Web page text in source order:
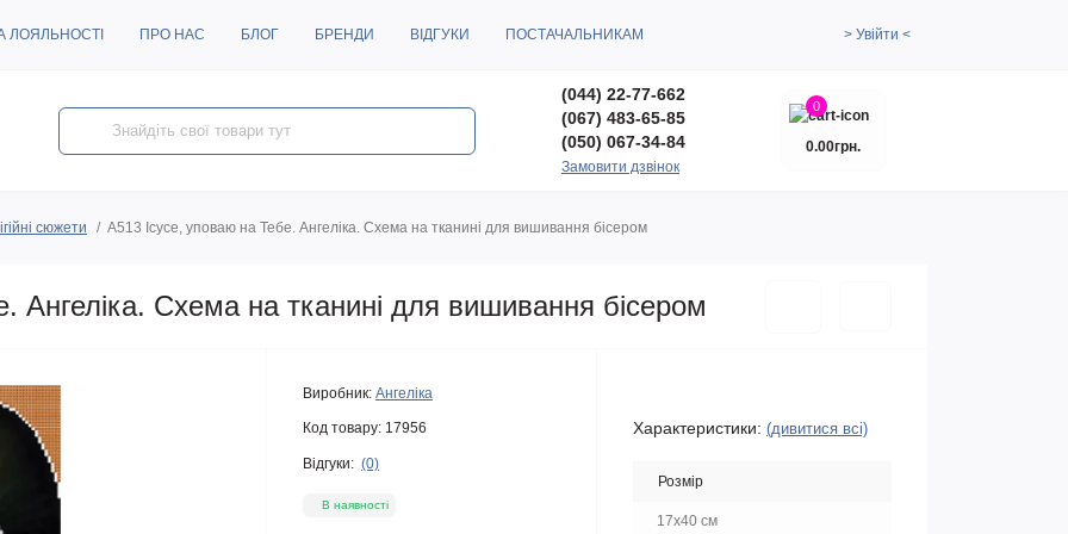
ЛОЯЛЬНОСТІ ПРО НАС БЛОГ БРЕНДИ ВІДГУКИ ПОСТАЧАЛЬНИКАМ > Увійти <
(044) 22-77-662
(067) 483-65-85
(050) 067-34-84
Замовити дзвінок
0
0.00грн.
сюжети A513 Ісусе, уповаю на Тебе. Ангеліка. Схема на тканині для вишивання бісером
Ангеліка. Схема на тканині для вишивання бісером
Виробник: Ангеліка
Код товару: 17956
Відгуки: (0)
В наявності
Характеристики: (дивитися всі)
Розмір
17x40 см